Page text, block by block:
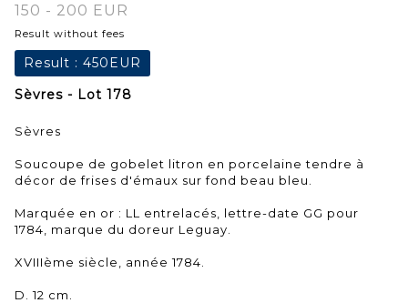
150 - 200 EUR
Result without fees
Result : 450EUR
Sèvres - Lot 178
Sèvres
Soucoupe de gobelet litron en porcelaine tendre à
décor de frises d'émaux sur fond beau bleu.
Marquée en or : LL entrelacés, lettre-date GG pour
1784, marque du doreur Leguay.
XVIIIème siècle, année 1784.
D. 12 cm.